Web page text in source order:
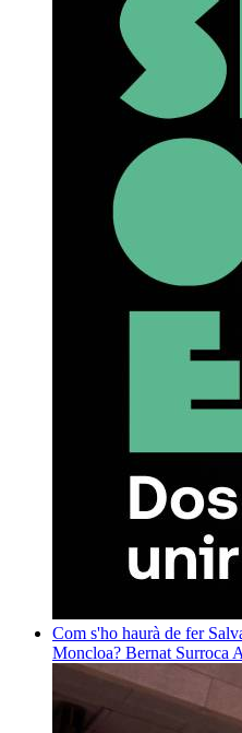
Com s'ho haurà de fer
Moncloa? Bernat Surroca